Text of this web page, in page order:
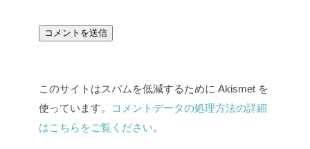
このサイトはスパムを低減するために Akismet を
使っています。
コメントデータの処理方法の詳細
はこちらをご覧ください。